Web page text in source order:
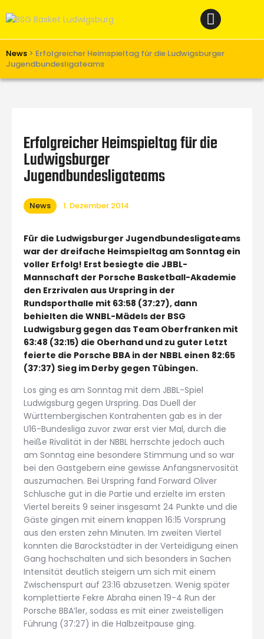
News > Erfolgreicher Heimspieltag für die Ludwigsburger
Jugendbundesligateams
Verein
Teams W
Unterstützen
Links
Erfolgreicher Heimspieltag für die
Ludwigsburger
Jugendbundesligateams
News 1. Dezember 2014
Für die Ludwigsburger Jugendbundesligateams
war der dreifache Heimspieltag am Sonntag ein
voller Erfolg! Erst besiegte die JBBL-
Mannschaft der Porsche Basketball-Akademie
den Erzrivalen aus Urspring in der
Rundsporthalle mit 63:58 (37:27), dann
behielten die WNBL-Mädels der BSG
Ludwigsburg gegen das Team Oberfranken mit
63:48 (32:15) die Oberhand und zu guter Letzt
feierte die Porsche BBA in der NBBL einen 82:65
(37:37) Sieg im Derby gegen Tübingen.
Los ging es am Sonntag mit dem JBBL-Spiel
Ludwigsburg gegen Urspring. Das Duell der
Württembergischen Kontrahenten gab es in der
U16-Bundesliga zuvor zwar erst vier Mal, durch die
heiße Rivalität in der NBBL herrschte jedoch auch
am Sonntag eine besondere Stimmung und so war
bei den Gastgebern eine gewisse Anfangsnervosität
auszumachen. Bei Urspring fand Forward Oliver
Schlusche gut in die Partie und erzielte im ersten
Viertel bereits 9 seiner insgesamt 24 Punkte und die
Gäste gingen mit einem knappen 16:15 Vorsprung
aus den ersten zehn Minuten. Im zweiten Viertel
konnten die Barockstädter in der Verteidigung einen
Gang hochschalten und sich besonders in Sachen
Intensität deutlich steigern um sich mit einem
Zwischenspurt auf 23:16 abzusetzen. Wenig später
komplettierte Fekre Abraha einen 19-4 Run der
Porsche BBA’ler, sodass es mit einer zweistelligen
Führung (37:27) in die Halbzeitpause ging.